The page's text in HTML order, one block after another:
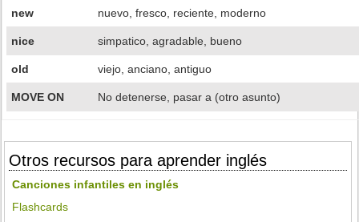
new nuevo, fresco, reciente, moderno
nice simpatico, agradable, bueno
old viejo, anciano, antiguo
MOVE ON No detenerse, pasar a (otro asunto)
Otros recursos para aprender inglés
Canciones infantiles en inglés
Flashcards